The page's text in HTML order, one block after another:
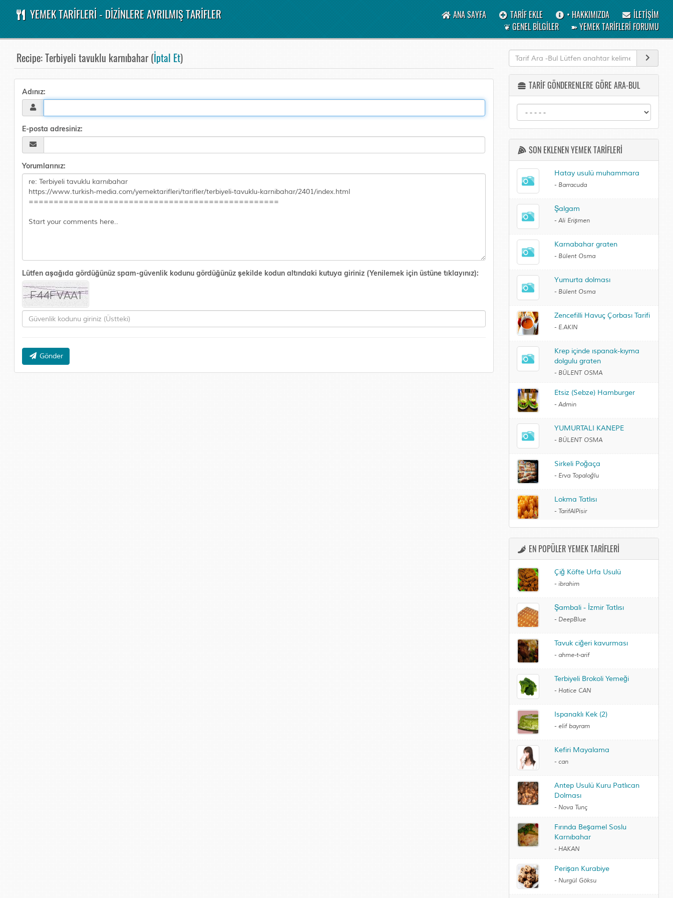
YEMEK TARİFLERİ - DİZİNLERE AYRILMIŞ TARİFLER ANA SAYFA TARİF EKLE • HAKKIMIZDA
İLETİŞİM
❦ GENEL BİLGİLER
➽ YEMEK TARİFLERİ FORUMU
Recipe: Terbiyeli tavuklu karnıbahar (İptal Et)
Adınız:
E-posta adresiniz:
Yorumlarınız:
Lütfen aşağıda gördüğünüz spam-güvenlik kodunu gördüğünüz şekilde kodun altındaki kutuya giriniz (Yenilemek için üstüne tıklayınız):
Gönder
TARİF GÖNDERENLERE GÖRE ARA-BUL
SON EKLENEN YEMEK TARİFLERİ
Hatay usulü muhammara
- Barracuda
Şalgam
- Ali Erişmen
Karnabahar graten
- Bülent Osma
Yumurta dolması
- Bülent Osma
Zencefilli Havuç Çorbası Tarifi
- E.AKIN
Krep içinde ıspanak-kıyma
dolgulu graten
- BÜLENT OSMA
Etsiz (Sebze) Hamburger
- Admin
YUMURTALI KANEPE
- BÜLENT OSMA
Sirkeli Poğaça
- Erva Topaloğlu
Lokma Tatlısı
- TarifAlPisir
EN POPÜLER YEMEK TARİFLERİ
Çiğ Köfte Urfa Usulü
- ibrahim
Şambali - İzmir Tatlısı
- DeepBlue
Tavuk ciğeri kavurması
- ahme-t-arif
Terbiyeli Brokoli Yemeği
- Hatice CAN
Ispanaklı Kek (2)
- elif bayram
Kefiri Mayalama
- can
Antep Usulü Kuru Patlıcan
Dolması
- Nova Tunç
Fırında Beşamel Soslu
Karnıbahar
- HAKAN
Perişan Kurabiye
- Nurgül Göksu